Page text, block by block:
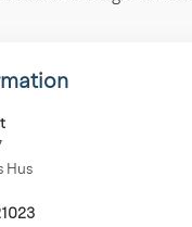
Hus